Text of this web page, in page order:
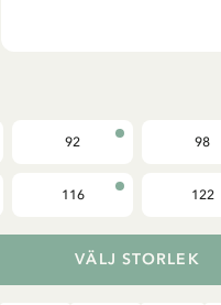
92 98
116 122
VÄLJ STORLEK